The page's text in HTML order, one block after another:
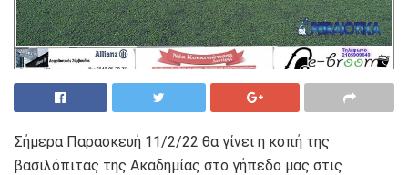
Σήμερα Παρασκευή 11/2/22 θα γίνει η κοπή της
βασιλόπιτας της Ακαδημίας στο γήπεδο μας στις